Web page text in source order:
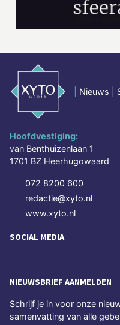
Nieuws |
Hoofdvestiging:
van Benthuizenlaan 1
1701 BZ Heerhugowaard
072 8200 600
redactie@xyto.nl
www.xyto.nl
SOCIAL MEDIA
NIEUWSBRIEF AANMELDEN
Schrijf je in voor onze
samenvatting van alle